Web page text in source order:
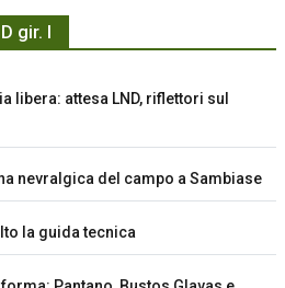
gir. I
libera: attesa LND, riflettori sul
nevralgica del campo a Sambiase
la guida tecnica